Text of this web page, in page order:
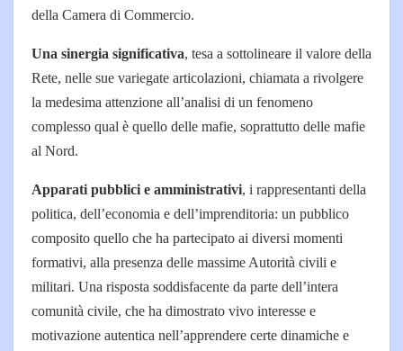
della Camera di Commercio.
Una sinergia significativa, tesa a sottolineare il valore della
Rete, nelle sue variegate articolazioni, chiamata a rivolgere
la medesima attenzione all’analisi di un fenomeno
complesso qual è quello delle mafie, soprattutto delle mafie
al Nord.
Apparati pubblici e amministrativi, i rappresentanti della
politica, dell’economia e dell’imprenditoria: un pubblico
composito quello che ha partecipato ai diversi momenti
formativi, alla presenza delle massime Autorità civili e
militari. Una risposta soddisfacente da parte dell’intera
comunità civile, che ha dimostrato vivo interesse e
motivazione autentica nell’apprendere certe dinamiche e